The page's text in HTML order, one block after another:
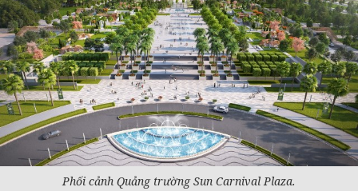
Phối cảnh Quảng trường Sun Carnival Plaza.